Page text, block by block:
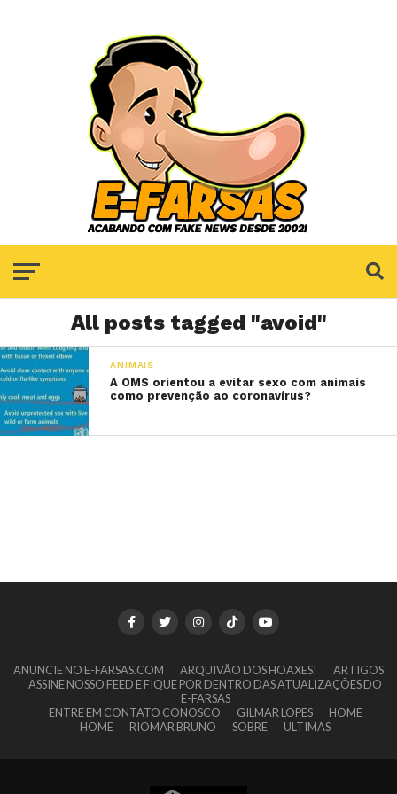
All posts tagged "avoid"
ANIMAIS
A OMS orientou a evitar sexo com animais
como prevenção ao coronavírus?
ANUNCIE NO E-FARSAS.COM ARQUIVÃO DOS HOAXES!
ARTIGOS
ASSINE NOSSO FEED E FIQUE POR DENTRO DAS ATUALIZAÇÕES DO
E-FARSAS
ENTRE EM CONTATO CONOSCO
GILMAR LOPES
HOME
HOME
RIOMAR BRUNO SOBRE ULTIMAS